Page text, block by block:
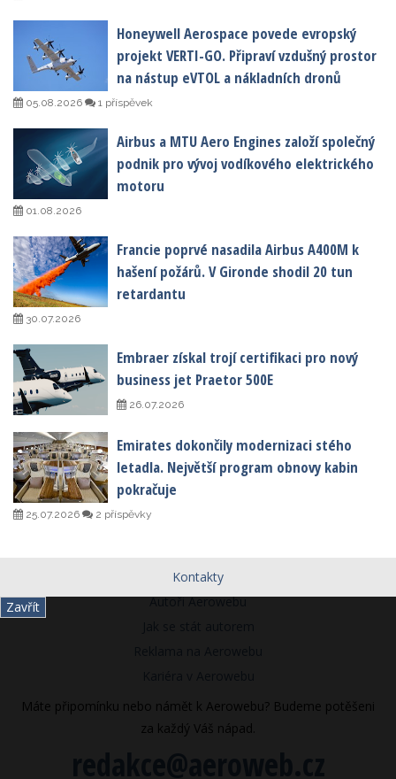
Zavřít
Honeywell Aerospace povede evropský
projekt VERTI-GO. Připraví vzdušný prostor
na nástup eVTOL a nákladních dronů
05.08.2026 1 příspěvek
Airbus a MTU Aero Engines založí společný
podnik pro vývoj vodíkového elektrického
motoru
01.08.2026
Francie poprvé nasadila Airbus A400M k
hašení požárů. V Gironde shodil 20 tun
retardantu
30.07.2026
Embraer získal trojí certifikaci pro nový
business jet Praetor 500E
26.07.2026
Emirates dokončily modernizaci stého
letadla. Největší program obnovy kabin
pokračuje
25.07.2026 2 příspěvky
Kontakty
Autoři Aerowebu
Máte připomínku nebo námět k Aerowebu? Budeme potěšeni
za každý Váš nápad.